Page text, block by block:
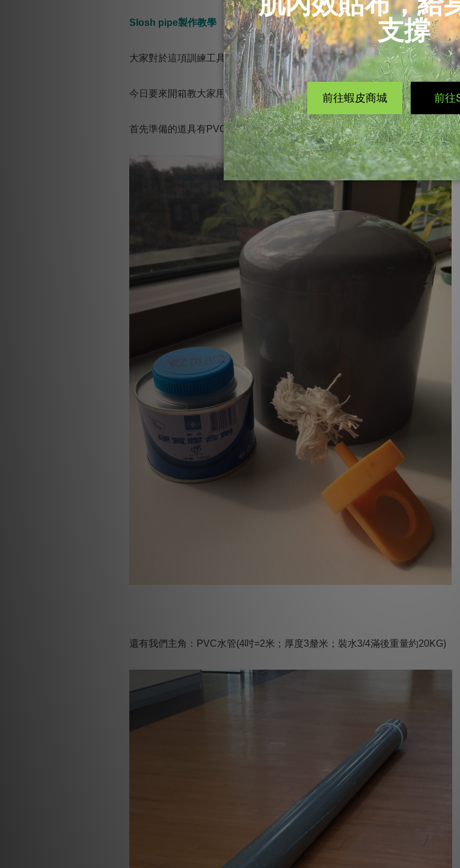
Slosh pipe製作教學
大家對於這項訓練工具一定超級陌生，不過在美國卻已相當盛行！
今日要來開箱教大家用低成本製作這高CP的訓練道具。
首先準備的道具有PVC水管蓋、硬質膠合劑和PVC油刷
還有我們主角： PVC水管(4吋=2米；厚度3釐米；裝水3/4滿後重量約20KG)